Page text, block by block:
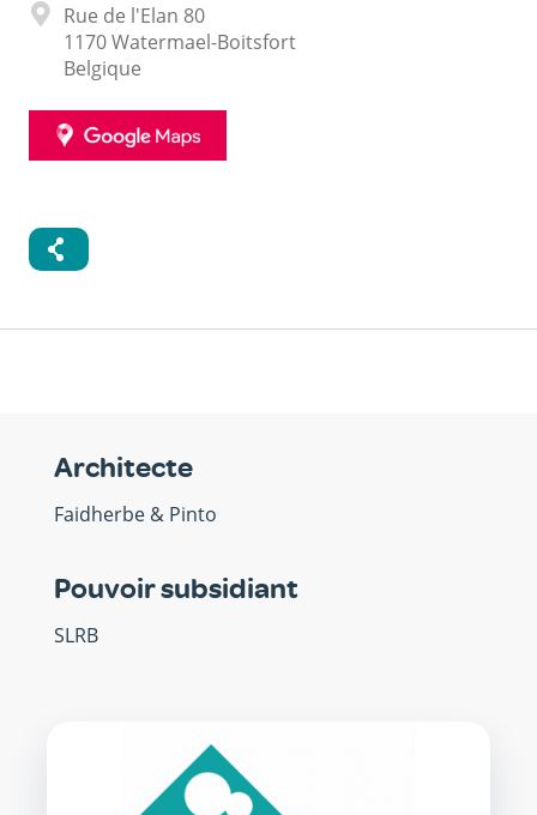
AdresseRue de l'Elan 80
1170Watermael-Boitsfort
Belgique
GOOGLE
Architecte
Faidherbe & Pinto
Pouvoir subsidiant
SLRB